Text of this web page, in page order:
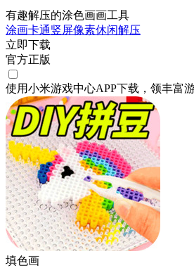
有趣解压的涂色画画工具
涂画卡通竖屏像素休闲解压
立即下载
官方正版
使用小米游戏中心APP下载 ，领丰富
填色画